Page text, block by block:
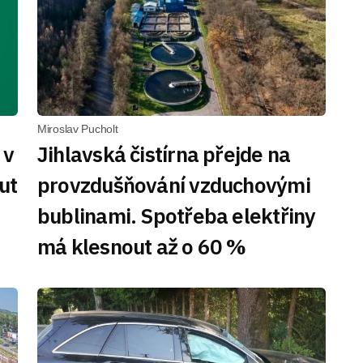
Miroslav Pucholt
Jihlavská čistírna přejde na
provzdušňování vzduchovými
bublinami. Spotřeba elektřiny
má klesnout až o 60 %